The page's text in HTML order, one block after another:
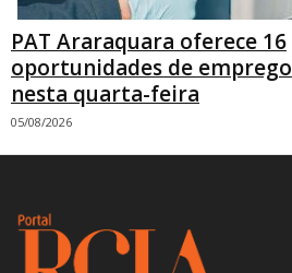
PAT Araraquara oferece 16
oportunidades de emprego
nesta quarta-feira
05/08/2026